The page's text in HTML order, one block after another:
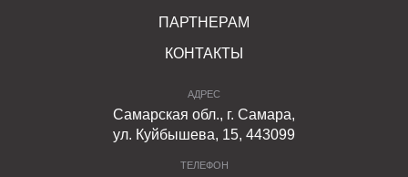
ПАРТНЕРАМ
КОНТАКТЫ
АДРЕС
Самарская обл., г. Самара,
ул. Куйбышева, 15, 443099
ТЕЛЕФОН